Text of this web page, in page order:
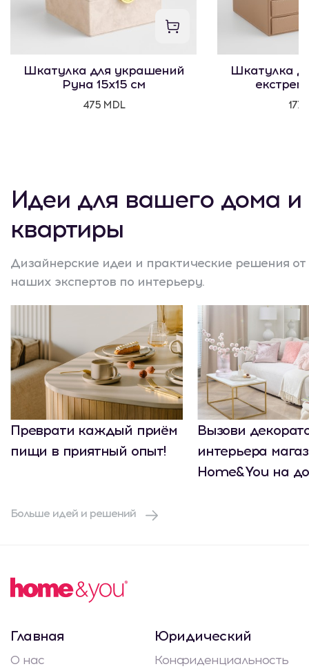
Шкатулка для украшений
Руна 15x15 см
475 MDL
Шкатулка
Идеи для вашего дома и
квартиры
Дизайнерские идеи и практические решения от
наших экспертов по интерьеру.
Преврати каждый приём
пищи в приятный опыт!
Вызови
интерьера
Home&You на
Больше идей и решений
Главная
О нас
Юридический
Конфиденциальность